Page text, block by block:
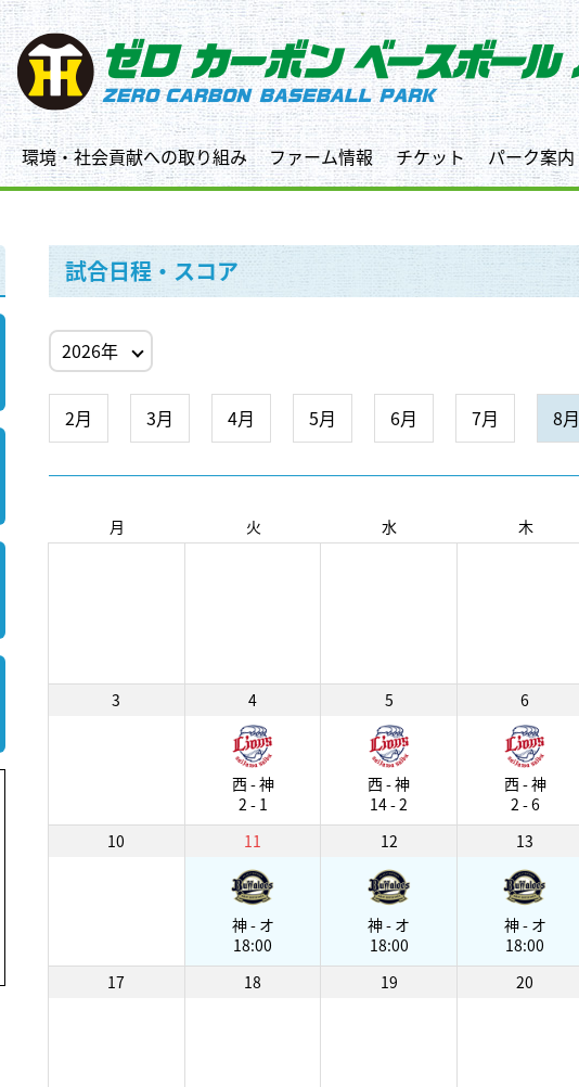
環境・社会貢献への取り組み ファーム情報 チケット パーク案内
試合日程・スコア
2月 3月 4月 5月 6月 7月 8月
月 火 水 木
3
4
西 - 神
2 - 1
5
西 - 神
14 - 2
6
西 - 神
2 - 6
10
11
神 - オ
18:00
12
神 - オ
18:00
13
神 - オ
18:00
17
18 19 20